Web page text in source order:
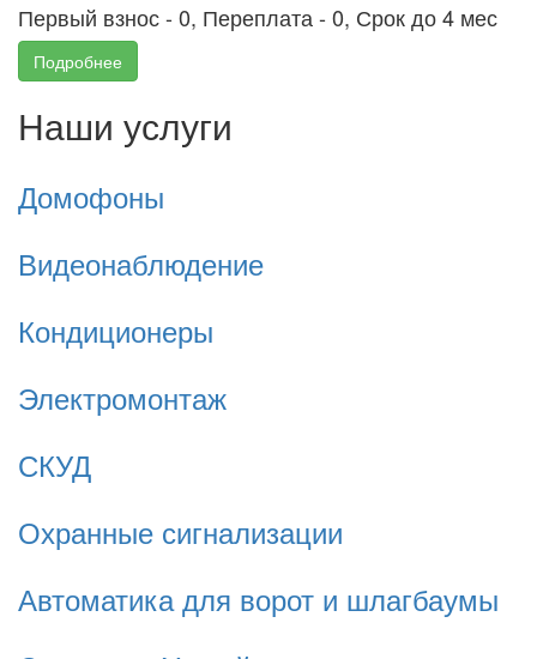
Первый взнос - 0, Переплата - 0, Срок до 4 мес
Подробнее
Наши услуги
Домофоны
Видеонаблюдение
Кондиционеры
Электромонтаж
СКУД
Охранные сигнализации
Автоматика для ворот и шлагбаумы